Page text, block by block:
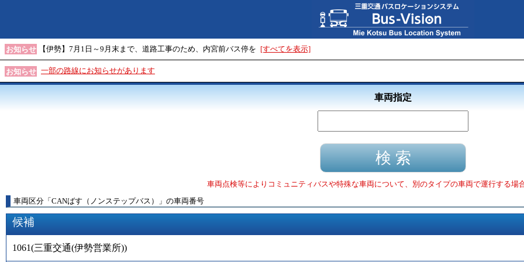
お知らせ 【伊勢】7月1日～9月末まで、道路工事のため、内宮前バス停を [すべてを表示]
お知らせ 一部の路線にお知らせがあります
車両指定
車両点検等によりコミュニティバスや特殊な車両について、別のタイプの車両で運行する場
車両区分 「 CANばす（ノンステップバス） 」 の車両番号
候補
1061(三重交通(伊勢営業所))